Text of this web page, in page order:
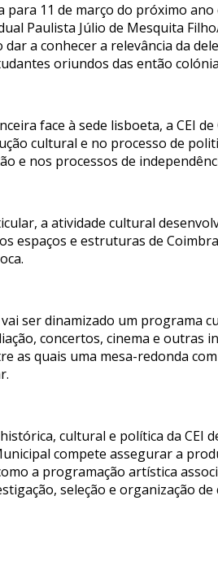
11 de março do próximo
Paulista Júlio de Mesquita
a conhecer a relevância da
oriundos das então
face à sede lisboeta, a CEI
cultural e no processo de
e nos processos de
a atividade cultural
espaços e estruturas de
ser dinamizado um programa
concertos, cinema e
as quais uma mesa-redonda
cultural e política da
compete assegurar a
a programação artística
seleção e organização